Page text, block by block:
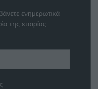
ενημερωτικά
της εταιρίας.